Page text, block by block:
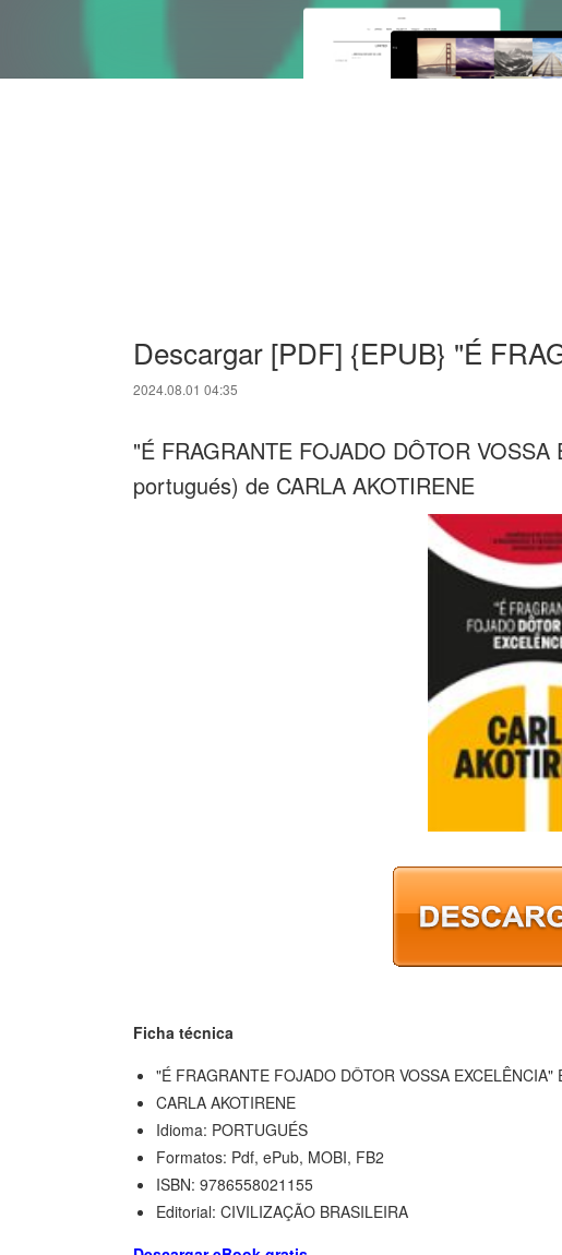
Descargar [PDF] {EPUB} "É
2024.08.01 04:35
"É FRAGRANTE FOJADO DÔTOR
portugués) de CARLA AKOTIRENE
Ficha técnica
"É FRAGRANTE FOJADO DÔTOR VOSSA
CARLA AKOTIRENE
Idioma: PORTUGUÉS
Formatos: Pdf, ePub, MOBI, FB2
ISBN: 9786558021155
Editorial: CIVILIZAÇÃO BRASILEIRA